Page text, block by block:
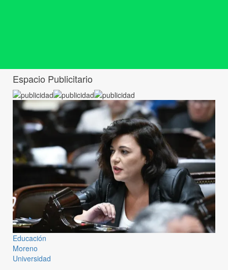
Espacio Publicitario
Educación
Moreno
Universidad